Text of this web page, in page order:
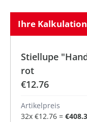
Ihre Kalkulation
Stiellupe
rot
€12.76
Artikelpreis
32x €12.76 =